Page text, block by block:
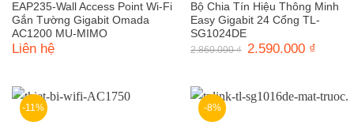
EAP235-Wall Access Point Wi-Fi
Gắn Tường Gigabit Omada
AC1200 MU-MIMO
Liên hệ
Bộ Chia Tín Hiệu Thông Minh
Easy Gigabit 24 Cổng TL-
SG1024DE
2.860.000₫
Giá
2.590.000 ₫
-11% -8%